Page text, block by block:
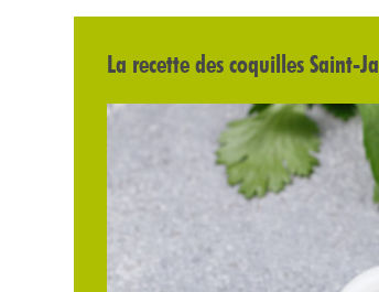
La recette des coquilles Saint-